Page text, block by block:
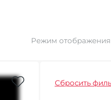
Режим отображения
Сбросить